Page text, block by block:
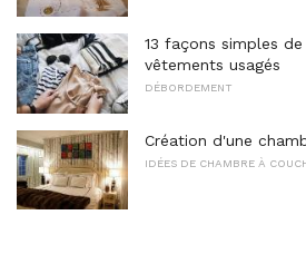
13 façons simples
vêtements usagés
DÉBORDEMENT
Création d'une
IDÉES DE CHAMBRE À